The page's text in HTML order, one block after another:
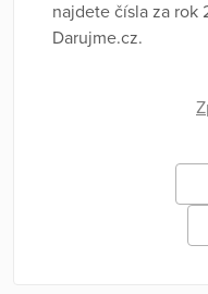
najdete čísla za rok
Darujme.cz.